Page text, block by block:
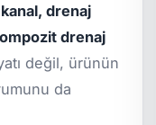
drenaj
drenaj
değil, ürünün
da